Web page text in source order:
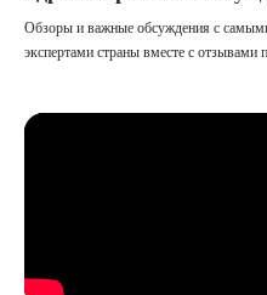
Обзоры и важные обсуждения с
экспертами страны вместе с отзывами